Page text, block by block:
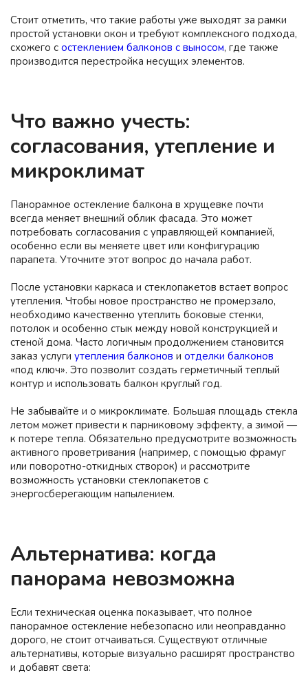
Стоит отметить, что такие работы уже выходят за рамки
простой установки окон и требуют комплексного подхода,
схожего с остеклением балконов с выносом, где также
производится перестройка несущих элементов.
Что важно учесть:
согласования, утепление и
микроклимат
Панорамное остекление балкона в хрущевке почти
всегда меняет внешний облик фасада. Это может
потребовать согласования с управляющей компанией,
особенно если вы меняете цвет или конфигурацию
парапета. Уточните этот вопрос до начала работ.
После установки каркаса и стеклопакетов встает вопрос
утепления. Чтобы новое пространство не промерзало,
необходимо качественно утеплить боковые стенки,
потолок и особенно стык между новой конструкцией и
стеной дома. Часто логичным продолжением становится
заказ услуги утепления балконов и отделки балконов
«под ключ». Это позволит создать герметичный теплый
контур и использовать балкон круглый год.
Не забывайте и о микроклимате. Большая площадь стекла
летом может привести к парниковому эффекту, а зимой —
к потере тепла. Обязательно предусмотрите возможность
активного проветривания (например, с помощью фрамуг
или поворотно-откидных створок) и рассмотрите
возможность установки стеклопакетов с
энергосберегающим напылением.
Альтернатива: когда
панорама невозможна
Если техническая оценка показывает, что полное
панорамное остекление небезопасно или неоправданно
дорого, не стоит отчаиваться. Существуют отличные
альтернативы, которые визуально расширят пространство
и добавят света: